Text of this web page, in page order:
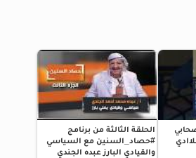
الحلقة الثالثة من برنامج
#حصاد_السنين مع السياسي
والقيادي البارز عبده الجندي